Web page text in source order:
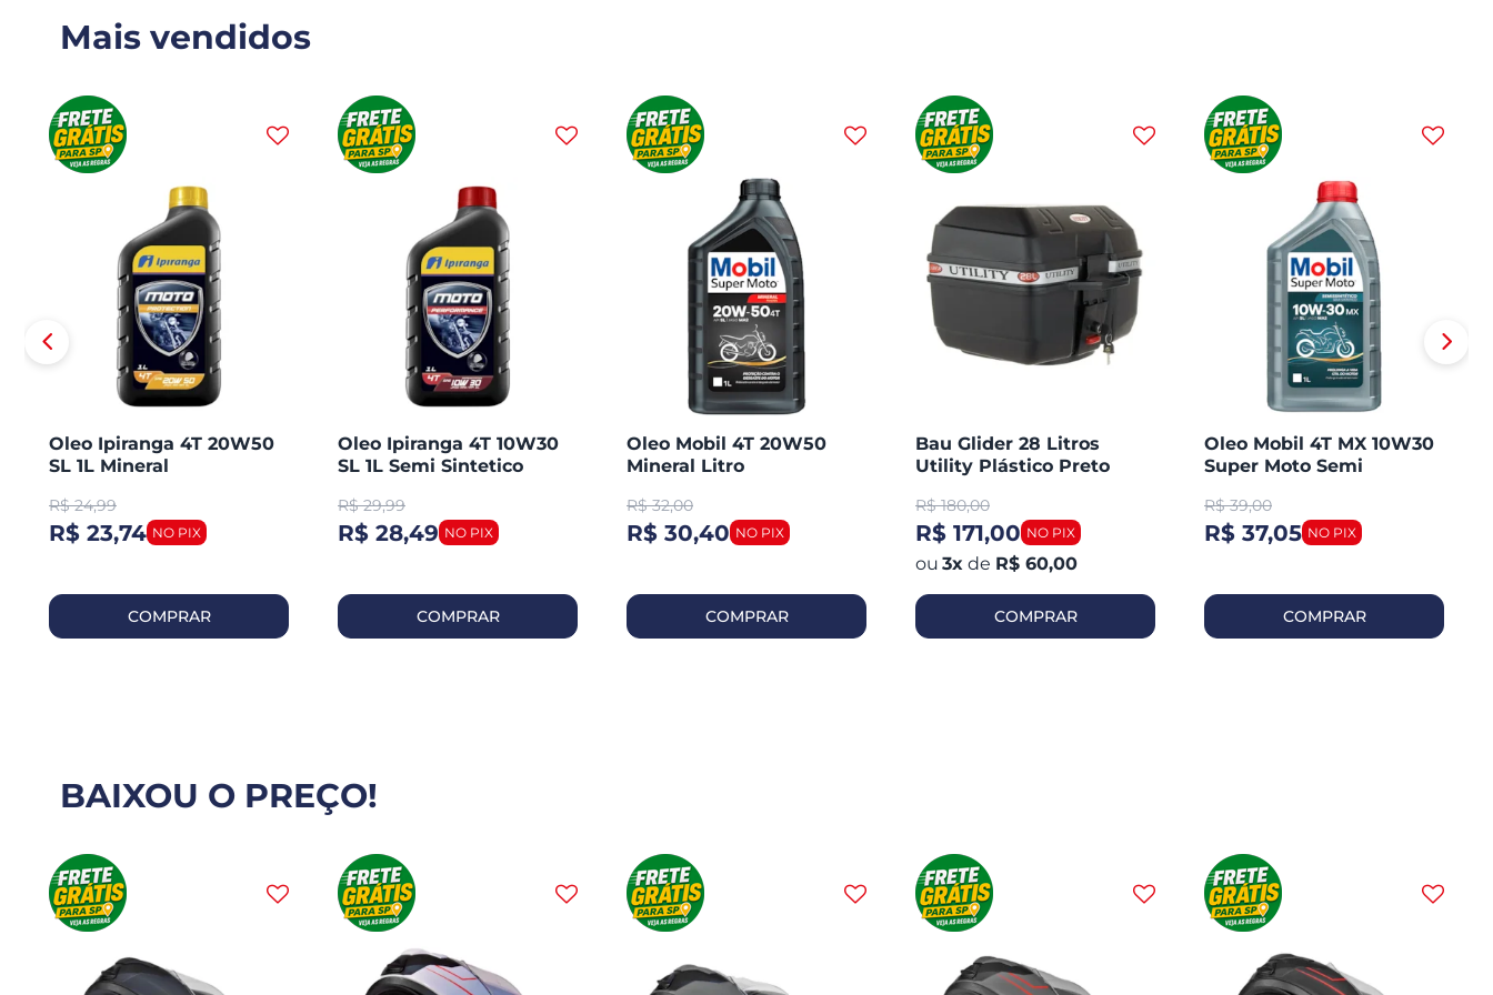
Mais vendidos
Oleo Ipiranga 4T 20W50
SL 1L Mineral
R$ 24,99
R$ 23,74
COMPRAR
Oleo Ipiranga 4T 10W30
SL 1L Semi Sintetico
R$ 29,99
R$ 28,49
COMPRAR
Oleo Mobil 4T 20W50
Mineral Litro
R$ 32,00
R$ 30,40
COMPRAR
Bau Glider 28 Litros
Utility Plástico Preto
R$ 180,00
R$ 171,00
3x de R$ 60,00
COMPRAR
Oleo Mobil 4T MX 10W30
Super Moto Semi
R$ 39,00
R$ 37,05
COMPRAR
BAIXOU O PREÇO!